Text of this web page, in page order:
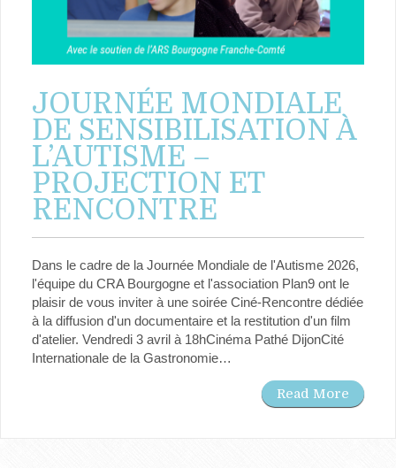
JOURNÉE MONDIALE
DE SENSIBILISATION À
L’AUTISME –
PROJECTION ET
RENCONTRE
Dans le cadre de la Journée Mondiale de l'Autisme 2026,
l'équipe du CRA Bourgogne et l'association Plan9 ont le
plaisir de vous inviter à une soirée Ciné-Rencontre dédiée
à la diffusion d'un documentaire et la restitution d'un film
d'atelier. Vendredi 3 avril à 18hCinéma Pathé DijonCité
Internationale de la Gastronomie…
Read More